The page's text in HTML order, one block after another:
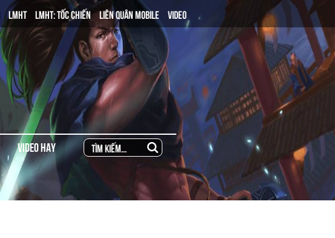
LMHT LMHT: TỐC CHIẾN LIÊN QUÂN MOBILE VIDEO
VIDEO HAY